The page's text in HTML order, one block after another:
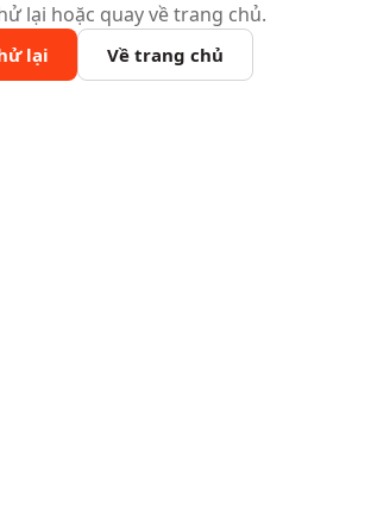
lại hoặc quay về trang chủ.
lại Về trang chủ